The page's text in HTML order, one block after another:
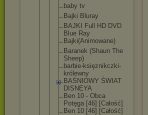
baby tv
Bajki Bluray
BAJKI Full HD DVD
Blue Ray
Bajki(Animowane)
Baranek (Shaun The
Sheep)
barbie-księznikczki-
królewny
BAŚNIOWY ŚWIAT
DISNEYA
Ben 10 - Obca
Potęga [46] [Całość]
Ben 10 [46] [Całość]